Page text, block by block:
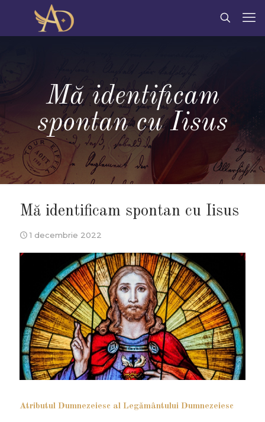
Mă identificam
spontan cu Iisus
Mă identificam spontan cu Iisus
1 decembrie 2022
Atributul Dumnezeiesc al Legământului Dumnezeiesc